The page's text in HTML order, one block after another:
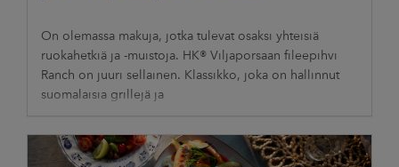
On olemassa makuja, jotka tulevat osaksi yhteisiä
ruokahetkiä ja -muistoja. HK® Viljaporsaan fileepihvi
Ranch on juuri sellainen. Klassikko, joka on hallinnut
suomalaisia grillejä ja